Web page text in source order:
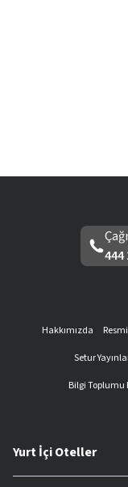
444
Hakkımızda
Setur
Bilgi
Yurt İçi Oteller